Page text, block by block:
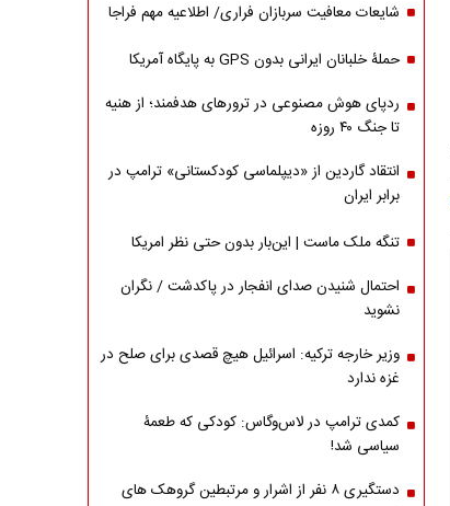
شایعات معافیت سربازان فراری/ اطلاعیه مهم فراجا
حملۀ خلبانان ایرانی بدون GPS به پایگاه آمریکا
ردپای هوش مصنوعی در ترورهای هدفمند؛ از هنیه
تا جنگ ۴۰ روزه
انتقاد گاردین از «دیپلماسی کودکستانی» ترامپ در
برابر ایران
تنگه ملک ماست | این‌بار بدون حتی نظر امریکا
احتمال شنیدن صدای انفجار در پاکدشت / نگران
نشوید
وزیر خارجه ترکیه: اسرائیل هیچ قصدی برای صلح در
غزه ندارد
کمدی ترامپ در لاس‌وگاس: کودکی که طعمۀ
سیاسی شد!
دستگیری ۸ نفر از اشرار و مرتبطین گروهک های